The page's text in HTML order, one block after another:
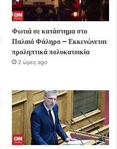
Φωτιά σε κατάστημα στο
Παλαιό Φάληρο – Εκκενώνεται
προληπτικά πολυκατοικία
2 ώρες ago